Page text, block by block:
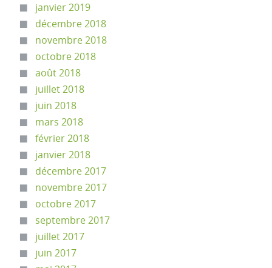
janvier 2019
décembre 2018
novembre 2018
octobre 2018
août 2018
juillet 2018
juin 2018
mars 2018
février 2018
janvier 2018
décembre 2017
novembre 2017
octobre 2017
septembre 2017
juillet 2017
juin 2017